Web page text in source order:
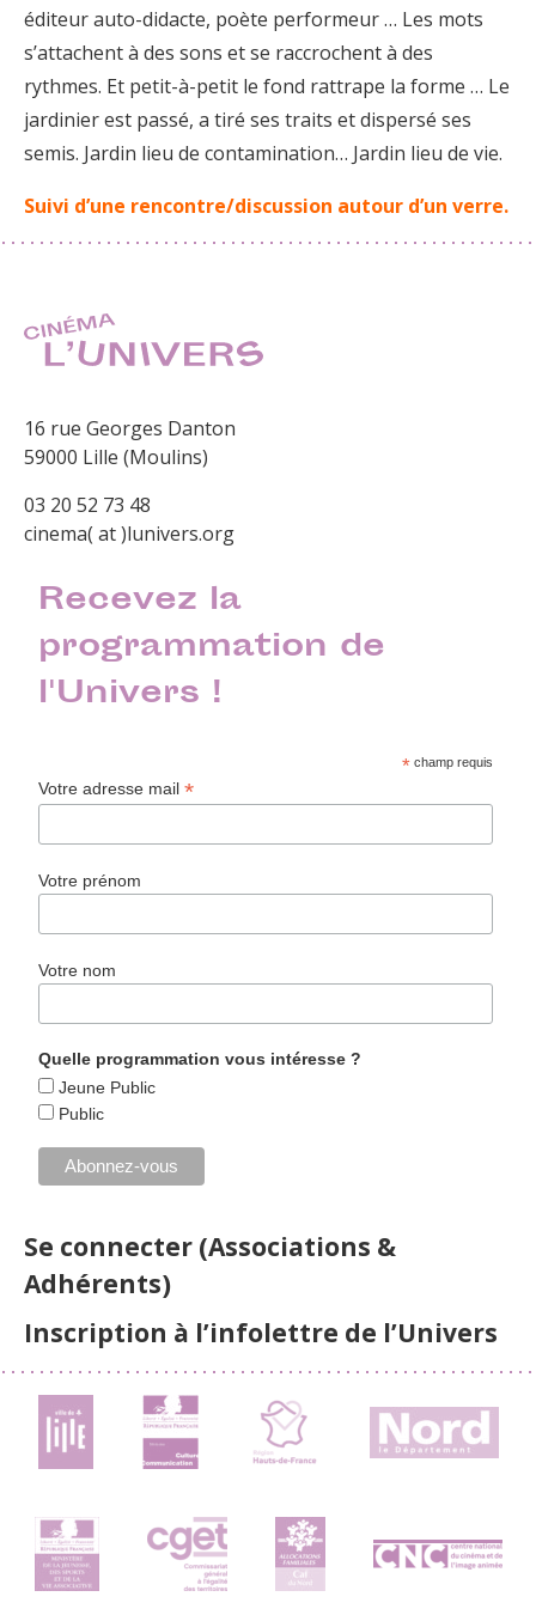
éditeur auto-didacte, poète performeur … Les mots
s’attachent à des sons et se raccrochent à des
rythmes. Et petit-à-petit le fond rattrape la forme … Le
jardinier est passé, a tiré ses traits et dispersé ses
semis. Jardin lieu de contamination… Jardin lieu de vie.
Suivi d’une rencontre/discussion autour d’un verre.
16 rue Georges Danton
59000 Lille (Moulins)
03 20 52 73 48
cinema( at )lunivers.org
Recevez la
programmation de
l'Univers !
* champ requis
Votre adresse mail*
Votre prénom
Votre nom
Quelle programmation vous intéresse ?
Jeune Public
Public
Se connecter (Associations &
Adhérents)
Inscription à l’infolettre de l’Univers